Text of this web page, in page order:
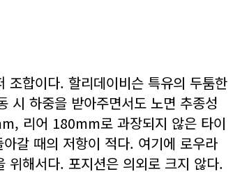
합이다. 할리데이비슨 특유의 두툼한
시 하중을 받아주면서도 노면 추종성
리어 180mm로 과장되지 않은 타이
갈 때의 저항이 적다. 여기에 로우라
해서다. 포지션은 의외로 크지 않다.